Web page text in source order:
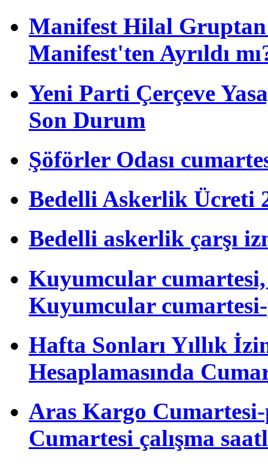
Manifest Hilal Gruptan
Manifest'ten Ayrıldı
Yeni Parti Çerçeve
Son Durum
Şöförler Odası
Bedelli Askerlik Ücreti
Bedelli askerlik çarşı
Kuyumcular cumartesi,
Kuyumcular
Hafta Sonları Yıllık
Hesaplamasında
Aras Kargo Cumartesi-
Cumartesi çalışma